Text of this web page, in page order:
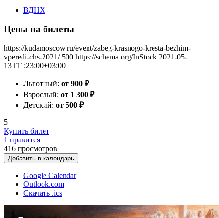
ВДНХ
Цены на билеты
https://kudamoscow.ru/event/zabeg-krasnogo-kresta-bezhim-
vperedi-chs-2021/ 500 https://schema.org/InStock 2021-05-
13T11:23:00+03:00
Льготный: от 900 ₽
Взрослый: от 1 300 ₽
Детский: от 500 ₽
5+
Купить билет
1 нравится
416 просмотров
Добавить в календарь
Google Calendar
Outlook.com
Скачать .ics